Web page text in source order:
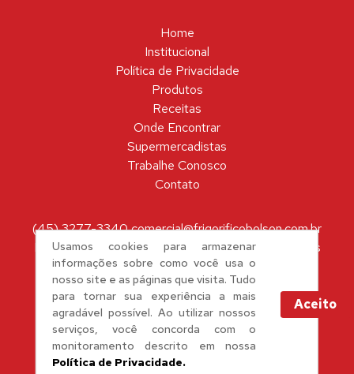
Usamos cookies para armazenar
informações sobre como você usa o
nosso site e as páginas que visita. Tudo
para tornar sua experiência a mais
agradável possível. Ao utilizar nossos
serviços, você concorda com o
monitoramento descrito em nossa
Política de Privacidade.
Aceito
Home
Institucional
Política de Privacidade
Produtos
Receitas
Onde Encontrar
Supermercadistas
Trabalhe Conosco
Contato
(45) 3277-3340 comercial@frigorificobolson.com.br
R. Edvino Frank - Centro Industrial Meinolfo H. Heiss
Saída para São Pedro - 85915-100 - Toledo/PR
CNPJ 03.125.991/0002-08. Todos os direitos reservados. Desenvolvido por